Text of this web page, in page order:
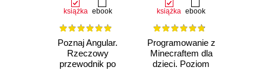
książka ebook
Poznaj Angular.
Rzeczowy
przewodnik po
książka ebook
Programowanie z
Minecraftem dla
dzieci. Poziom